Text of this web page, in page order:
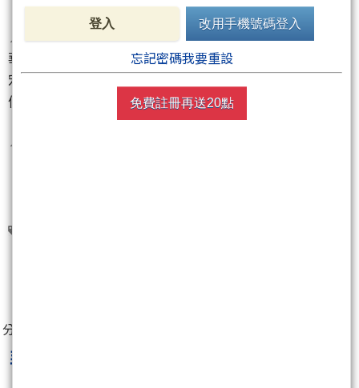
📌 量能爆發
華夏
(2241), 可成(2474)
宏致(3605), 泰鼎-KY(4927), 瑞儀(6176), 精確(3162),
優群
(3228), 奇鈦科(3430)
📌 五日陽吞噬
分享至：
韭菜兔交易觀察筆記
登入 改用手機號碼登入
忘記密碼我要重設
免費註冊再送20點